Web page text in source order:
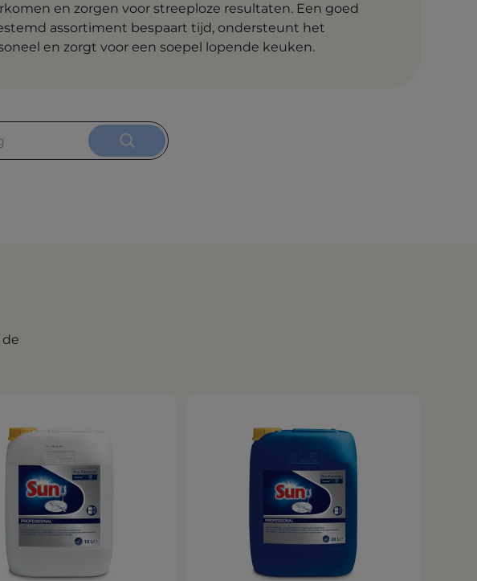
en zorgen voor streeploze resultaten. Een goed
assortiment bespaart tijd, ondersteunt het
en zorgt voor een soepel lopende keuken.